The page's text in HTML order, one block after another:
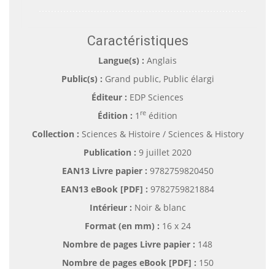
Caractéristiques
Langue(s) : Anglais
Public(s) : Grand public, Public élargi
Éditeur : EDP Sciences
Édition : 1 re édition
Collection : Sciences & Histoire / Sciences & History
Publication : 9 juillet 2020
EAN13 Livre papier : 9782759820450
EAN13 eBook [PDF] : 9782759821884
Intérieur : Noir & blanc
Format (en mm) : 16 x 24
Nombre de pages Livre papier : 148
Nombre de pages eBook [PDF] : 150